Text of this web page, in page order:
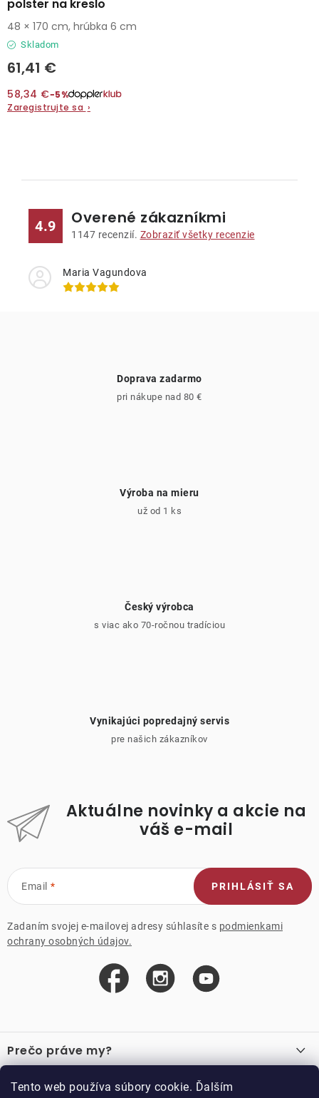
Tento web používa súbory cookie. Ďalším
polster na kreslo
Skladom
61,41 €
58,34 €−5%
Zaregistrujte sa ›
48 × 170 cm, hrúbka 6 cm
4.9 Overené zákazníkmi
1147 recenzií. Zobraziť všetky recenzie
Maria Vagundova
Doprava zadarmo
pri nákupe nad 80 €
Výroba na mieru
už od 1 ks
Český výrobca
s viac ako 70-ročnou tradíciou
Vynikajúci popredajný servis
pre našich zákazníkov
Aktuálne novinky a akcie na
váš e-mail
Email
Zadaním svojej e-mailovej adresy súhlasíte s podmienkami
ochrany osobných údajov.
PRIHLÁSIŤ SA
á
p
ä
Prečo práve my?
Recenzie
Důležité odkazy